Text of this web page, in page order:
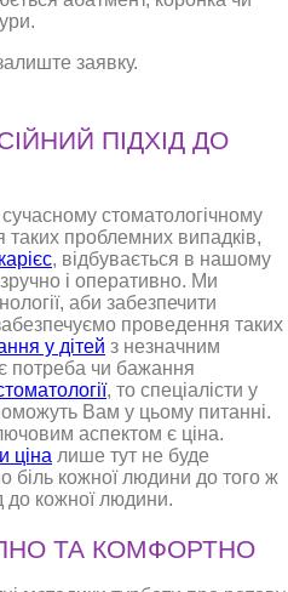
заявку.
ПІДХІД ДО
стоматологічному
проблемних випадків,
, відбувається в нашому
і оперативно. Ми
аби забезпечити
проведення таких
у дітей з незначним
потреба чи бажання
, то спеціалісти у
Вам у цьому питанні.
аспектом є ціна.
ціна лише тут не буде
біль кожної людини до того ж
до кожної людини.
ТА КОМФОРТНО